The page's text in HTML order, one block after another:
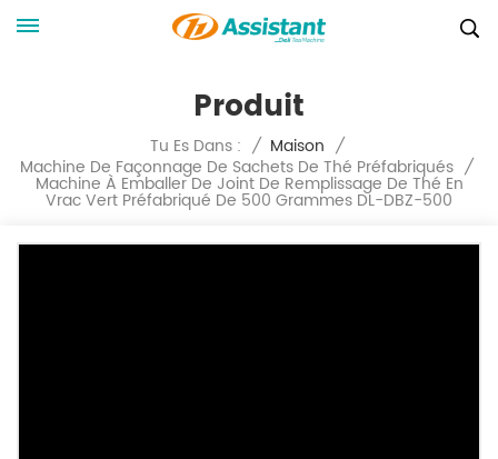
Produit
Tu Es Dans : / Maison /
Machine De Façonnage De Sachets De Thé Préfabriqués /
Machine À Emballer De Joint De Remplissage De Thé En
Vrac Vert Préfabriqué De 500 Grammes DL-DBZ-500